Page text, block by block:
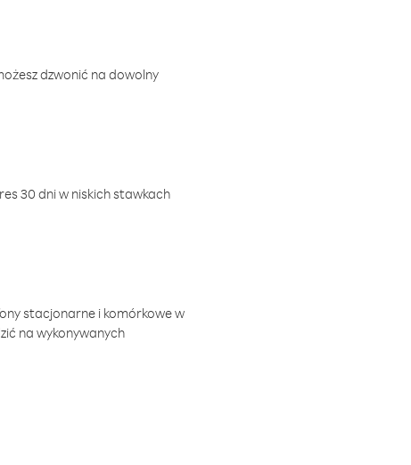
dzwonić na dowolny
30 dni w niskich stawkach
stacjonarne i komórkowe w
na wykonywanych